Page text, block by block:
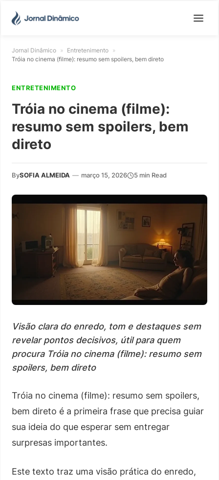
Jornal Dinâmico » Entretenimento »
Tróia no cinema (filme): resumo sem spoilers, bem direto
ENTRETENIMENTO
Tróia no cinema (filme):
resumo sem spoilers, bem
direto
BySOFIA ALMEIDA — março 15, 2026 5 min Read
Visão clara do enredo, tom e destaques sem
revelar pontos decisivos, útil para quem
procura Tróia no cinema (filme): resumo sem
spoilers, bem direto
Tróia no cinema (filme): resumo sem spoilers,
bem direto é a primeira frase que precisa guiar
sua ideia do que esperar sem entregar
surpresas importantes.
Este texto traz uma visão prática do enredo,